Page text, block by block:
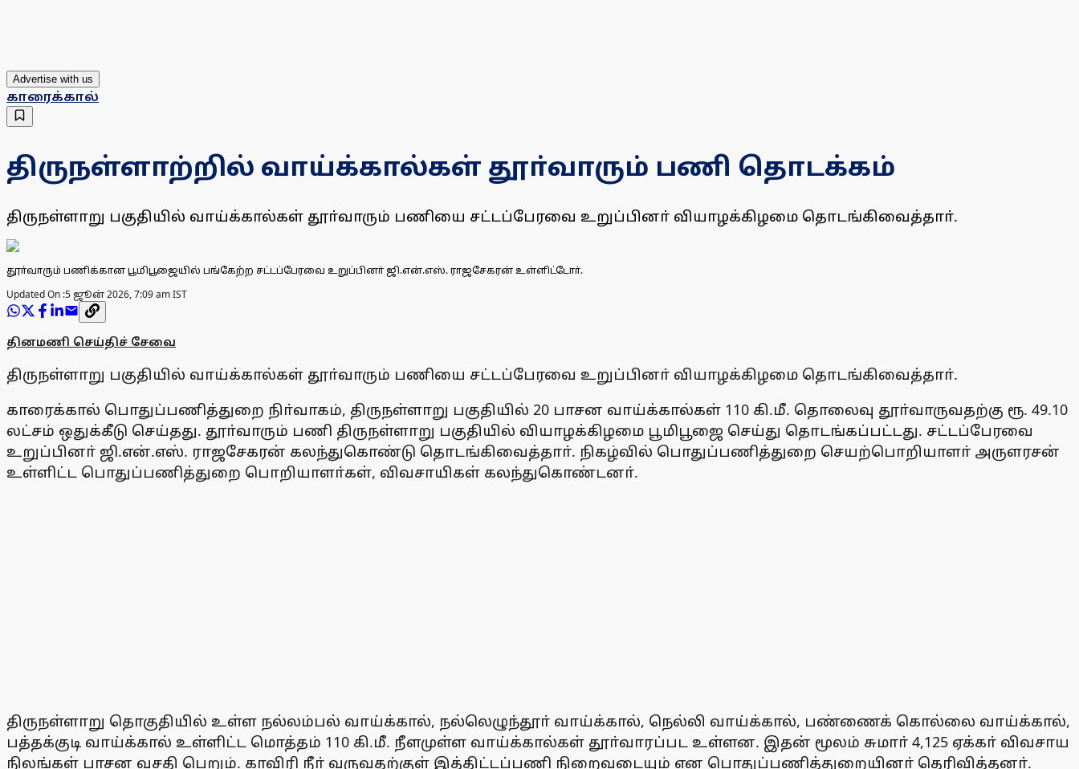
Advertise with us
காரைக்கால்
திருநள்ளாற்றில் வாய்க்கால்கள் தூா்வாரும் பணி தொடக்கம்
திருநள்ளாறு பகுதியில் வாய்க்கால்கள் தூா்வாரும் பணியை சட்டப்பேரவை உறுப்பினா் வியாழக்கிழமை தொடங்கிவைத்தாா்.
தூா்வாரும் பணிக்கான பூமிபூஜையில் பங்கேற்ற சட்டப்பேரவை உறுப்பினா் ஜி.என்.எஸ். ராஜசேகரன் உள்ளிட்டோா்.
Updated On :5 ஜூன் 2026, 7:09 am IST
தினமணி செய்திச் சேவை
திருநள்ளாறு பகுதியில் வாய்க்கால்கள் தூா்வாரும் பணியை சட்டப்பேரவை உறுப்பினா் வியாழக்கிழமை தொடங்கிவைத்தாா்.
காரைக்கால் பொதுப்பணித்துறை நிா்வாகம், திருநள்ளாறு பகுதியில் 20 பாசன வாய்க்கால்கள் 110 கி.மீ. தொலைவு தூா்வாருவதற்கு ரூ. 49.10
லட்சம் ஒதுக்கீடு செய்தது. தூா்வாரும் பணி திருநள்ளாறு பகுதியில் வியாழக்கிழமை பூமிபூஜை செய்து தொடங்கப்பட்டது. சட்டப்பேரவை
உறுப்பினா் ஜி.என்.எஸ். ராஜசேகரன் கலந்துகொண்டு தொடங்கிவைத்தாா். நிகழ்வில் பொதுப்பணித்துறை செயற்பொறியாளா் அருளரசன்
உள்ளிட்ட பொதுப்பணித்துறை பொறியாளா்கள், விவசாயிகள் கலந்துகொண்டனா்.
திருநள்ளாறு தொகுதியில் உள்ள நல்லம்பல் வாய்க்கால், நல்லெழுந்தூா் வாய்க்கால், நெல்லி வாய்க்கால், பண்ணைக் கொல்லை வாய்க்கால்,
பத்தக்குடி வாய்க்கால் உள்ளிட்ட மொத்தம் 110 கி.மீ. நீளமுள்ள வாய்க்கால்கள் தூா்வாரப்பட உள்ளன. இதன் மூலம் சுமாா் 4,125 ஏக்கா் விவசாய
நிலங்கள் பாசன வசதி பெறும். காவிரி நீா் வருவதற்குள் இத்திட்டப்பணி நிறைவடையும் என பொதுப்பணித்துறையினா் தெரிவித்தனா்.